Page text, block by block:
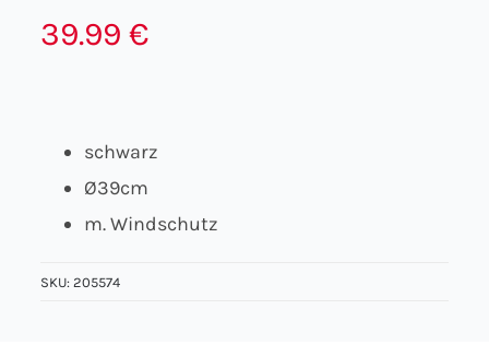
Über uns
Kontakt
39.99€
schwarz
Ø39cm
m. Windschutz
SKU:205574